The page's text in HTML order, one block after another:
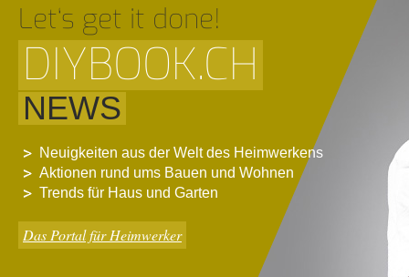
Let‘s get it done!
DIYBOOK.CH
NEWS
Neuigkeiten aus der Welt des Heimwerkens
Aktionen rund ums Bauen und Wohnen
Trends für Haus und Garten
Das Portal für Heimwerker